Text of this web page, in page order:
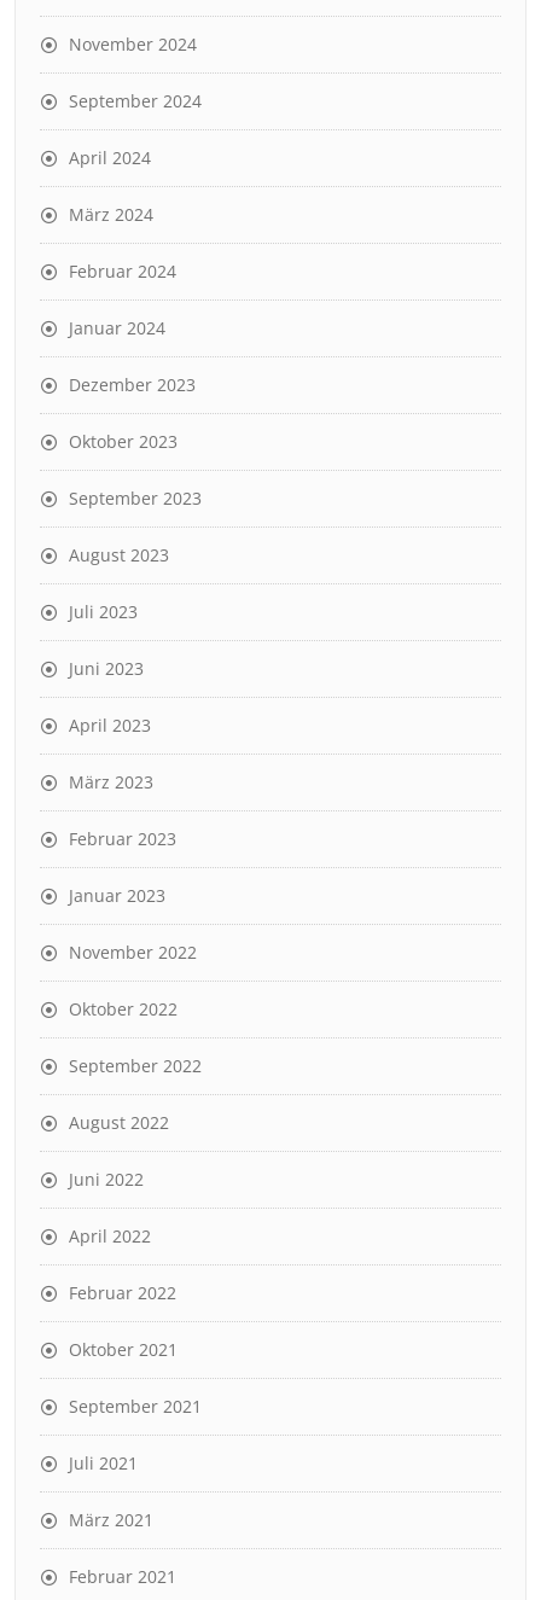
November 2024
September 2024
April 2024
März 2024
Februar 2024
Januar 2024
Dezember 2023
Oktober 2023
September 2023
August 2023
Juli 2023
Juni 2023
April 2023
März 2023
Februar 2023
Januar 2023
November 2022
Oktober 2022
September 2022
August 2022
Juni 2022
April 2022
Februar 2022
Oktober 2021
September 2021
Juli 2021
März 2021
Februar 2021